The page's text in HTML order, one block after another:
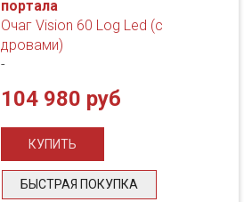
портала
Очаг Vision 60 Log Led (с
дровами)
-
104 980 руб
БЫСТРАЯ ПОКУПКА